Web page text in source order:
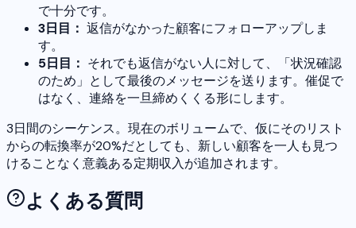
で十分です。
3日目： 返信がなかった顧客にフォローアップしま
す。
5日目： それでも返信がない人に対して、「状況確認
のため」として最後のメッセージを送ります。催促で
はなく、連絡を一旦締めくくる形にします。
3日間のシーケンス。現在のボリュームで、仮にそのリスト
からの転換率が20%だとしても、新しい顧客を一人も見つ
けることなく意義ある定期収入が追加されます。
よくある質問